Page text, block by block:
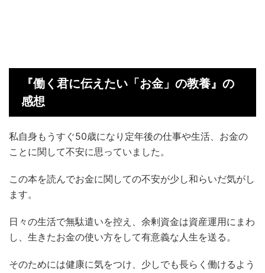
『働く君に伝えたい「お金」の教養』の
感想
私自身もうすぐ50歳になり定年後の仕事や生活、お金の
ことに関して不安に思っていました。
この本を読んでお金に関しての不安が少し和らいだ気がし
ます。
日々の生活で無駄遣いを控え、余剰資金は資産運用にまわ
し、生きたお金の使い方をして有意義な人生を送る。
そのためには健康に気をつけ、少しでも長らく働けるよう